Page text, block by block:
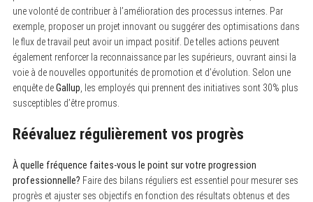
une volonté de contribuer à l’amélioration des processus internes. Par
exemple, proposer un projet innovant ou suggérer des optimisations dans
le flux de travail peut avoir un impact positif. De telles actions peuvent
également renforcer la reconnaissance par les supérieurs, ouvrant ainsi la
voie à de nouvelles opportunités de promotion et d’évolution. Selon une
enquête deGallup , les employés qui prennent des initiatives sont 30% plus
susceptibles d’être promus.
Réévaluez régulièrement vos progrès
À quelle fréquence faites-vous le point sur votre progression
professionnelle? Faire des bilans réguliers est essentiel pour mesurer ses
progrès et ajuster ses objectifs en fonction des résultats obtenus et des